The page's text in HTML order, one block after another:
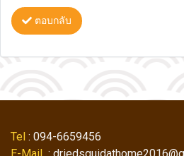
ตอบกลับ
Tel : 094-6659456